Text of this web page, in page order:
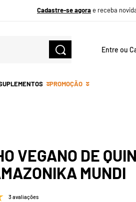
Cadastre-se agorae receba
Entre ou
PROMOÇÃO
VEGANO DE
MUNDI
3 avaliações